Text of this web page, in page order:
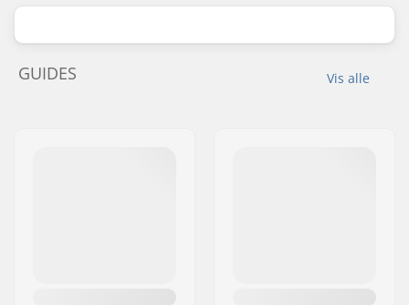
Vis alle
GUIDES